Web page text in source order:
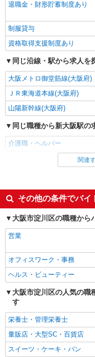
退職金・財形貯蓄制度あり
制服貸与
資格取得支援制度あり
同じ沿線・駅から求人を
大阪メトロ御堂筋線(大阪府)
ＪＲ東海道本線(大阪府)
山陽新幹線(大阪府)
同じ職種から新大阪駅の
介護職・ヘルパー
同じ雇用形態から新大阪
同じ特徴から新大阪駅の
入社日応相談
経験者・有資格者歓迎
フリーター歓迎
ブランクOK
エルダー（50代～）活躍中
高収入・高額
昇給あり
フルタイム歓迎
駅直結・駅チカ
関連
その他の条件でバイ
大阪市淀川区の職種から
営業
オフィスワーク・事務
ヘルス・ビューティー
大阪市淀川区の人気の職
す
栄養士・管理栄養士
量販店・大型SC・百貨店
スイーツ・ケーキ・パン